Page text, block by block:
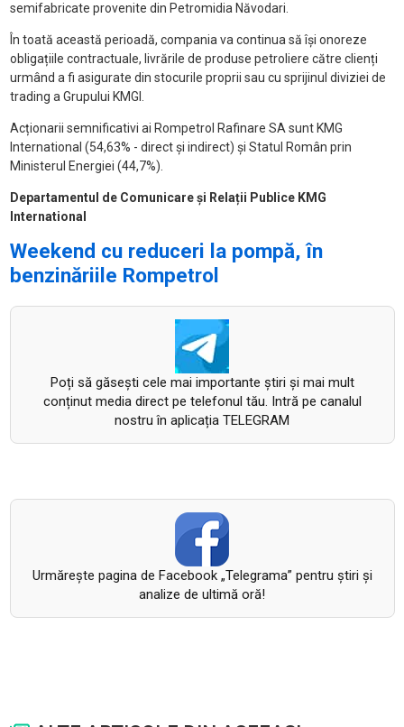
semifabricate provenite din Petromidia Năvodari.
În toată această perioadă, compania va continua să își onoreze
obligațiile contractuale, livrările de produse petroliere către clienți
urmând a fi asigurate din stocurile proprii sau cu sprijinul diviziei de
trading a Grupului KMGI.
Acționarii semnificativi ai Rompetrol Rafinare SA sunt KMG
International (54,63% - direct și indirect) și Statul Român prin
Ministerul Energiei (44,7%).
Departamentul de Comunicare și Relații Publice KMG
International
Weekend cu reduceri la pompă, în
benzinăriile Rompetrol
Poți să găsești cele mai importante știri și mai mult
conținut media direct pe telefonul tău. Intră pe canalul
nostru în aplicația TELEGRAM
Urmăreşte pagina de Facebook „Telegrama” pentru ştiri şi
analize de ultimă oră!